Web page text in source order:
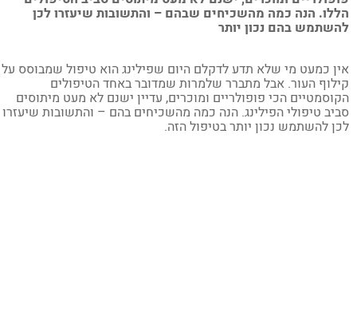
הנה כמה מהשכיחים שבהם – והתשובות שיעזרו לכן
בהם נכון יותר
כמעט מי שלא תדע לדקלם היום שפילינג הוא טיפול שמבוסס על
העור. אבל מתברר שלמרות שמדובר באחד הטיפולים
הכי פופולריים ומוכרים, עדיין ישנם לא מעט מיתוסים
טיפולי הפילינג. הנה כמה מהשכיחים בהם – והתשובות שיעזרו
להשתמש נכון יותר בטיפול הזה.